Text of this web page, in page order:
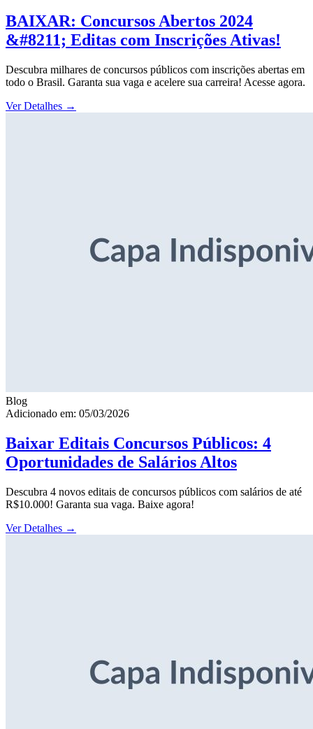
BAIXAR: Concursos Abertos 2024
&#8211; Editas com Inscrições Ativas!
Descubra milhares de concursos públicos com inscrições abertas em
todo o Brasil. Garanta sua vaga e acelere sua carreira! Acesse agora.
Ver Detalhes →
Blog
Adicionado em: 05/03/2026
Baixar Editais Concursos Públicos: 4
Oportunidades de Salários Altos
Descubra 4 novos editais de concursos públicos com salários de até
R$10.000! Garanta sua vaga. Baixe agora!
Ver Detalhes →